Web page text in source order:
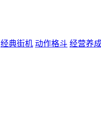
经典街机 动作格斗 经营养